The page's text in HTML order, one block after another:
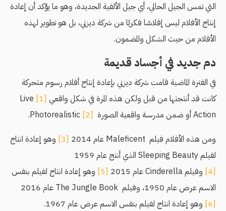
التي تمس الجيل الحالي، أي جيل الألفية الجديدة، وهو ما يؤكد أن إعادة
إنتاج الأفلام ليس إفلاسًا فكريًا من شركة ديزني، بل هو تطوير لهذه
الأفلام من حيث الشكل والمضمون.
دم جديد في أجساد قديمة
في الفترة الماضية قامت شركة ديزني بإعادة إنتاج أفلام رسوم متحركة
كانت قد أنتجتها من قبل ولكن هذه المرة في شكل واقعي [1]
Live
Action أو ضمن مدرسة واقعية الصورة
[2]
ومن هذه الأفلام فيلم Maleficent عام 2014
[3]
وهو إعادة انتاج
لفيلم Sleeping Beauty الذي أنتج عام 1959
[4]
وفيلم Cinderella عام 2015 [5]
وهو إعادة انتاج لفيلم بنفس
الاسم عرض عام 1950، وفيلم The Jungle Book عام 2016
[6]
وهو إعادة انتاج لفيلم بنفس الاسم عرض عام 1967.